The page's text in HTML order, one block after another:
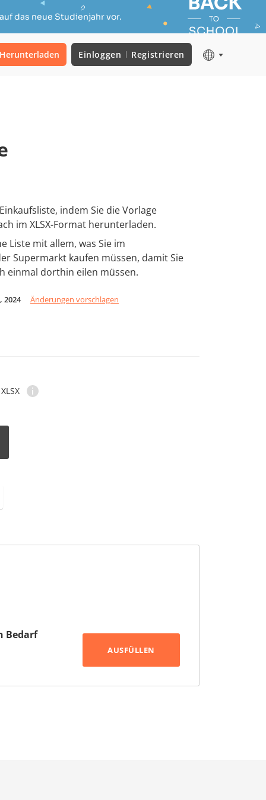
das neue Studienjahr vor.
Herunterladen Einloggen Registrieren
indem Sie die Vorlage
im XLSX-Format herunterladen.
Liste mit allem, was Sie im
Supermarkt kaufen müssen, damit Sie
einmal dorthin eilen müssen.
2024 Änderungen vorschlagen
XLSX
Bedarf
AUSFÜLLEN